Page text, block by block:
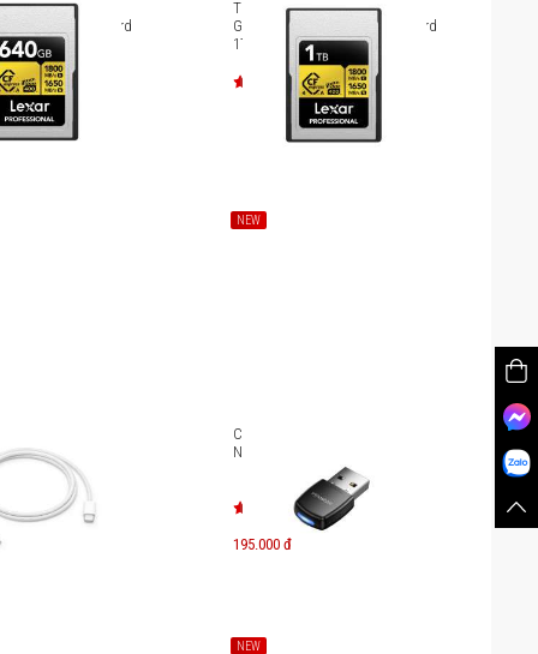
Professional
4.0 Type A Card
RNENG]
Thẻ nhớ Lexar Professional
GOLD CFexpress 4.0 Type A Card
1TB [LCXEXPR001T-RNENG]
C to USB-C 60W
A 1M
NEW
Cổng chuyển OTG Innostyle
NexaLink USB-A to Wifi AWF6
195.000 đ
NEW